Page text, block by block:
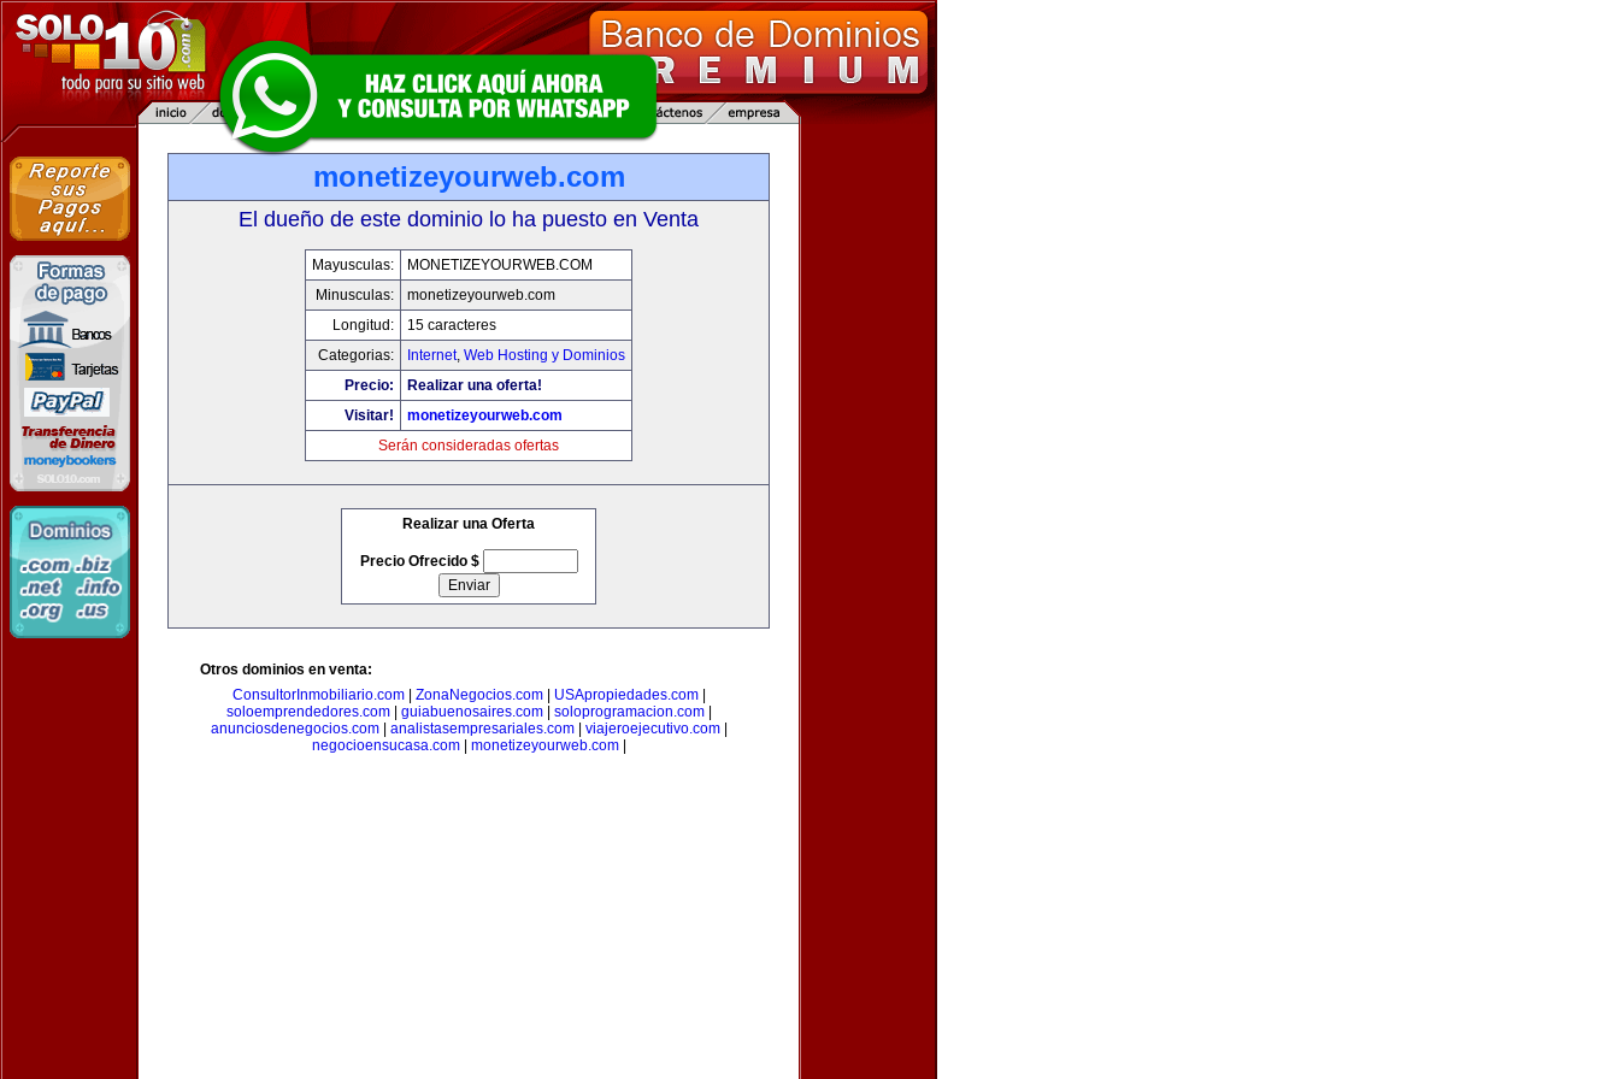
monetizeyourweb.com
El dueño de este dominio lo ha puesto en Venta
Mayusculas:
MONETIZEYOURWEB.COM
Minusculas:
monetizeyourweb.com
Longitud:
15 caracteres
Categorias:
Internet, Web Hosting y Dominios
Precio:
Realizar una oferta!
Visitar!
monetizeyourweb.com
Serán consideradas ofertas
Realizar una Oferta
Precio Ofrecido $
Otros dominios en venta:
ConsultorInmobiliario.com| ZonaNegocios.com| USApropiedades.com|
soloemprendedores.com| guiabuenosaires.com| soloprogramacion.com|
anunciosdenegocios.com| analistasempresariales.com| viajeroejecutivo.com|
negocioensucasa.com| monetizeyourweb.com|